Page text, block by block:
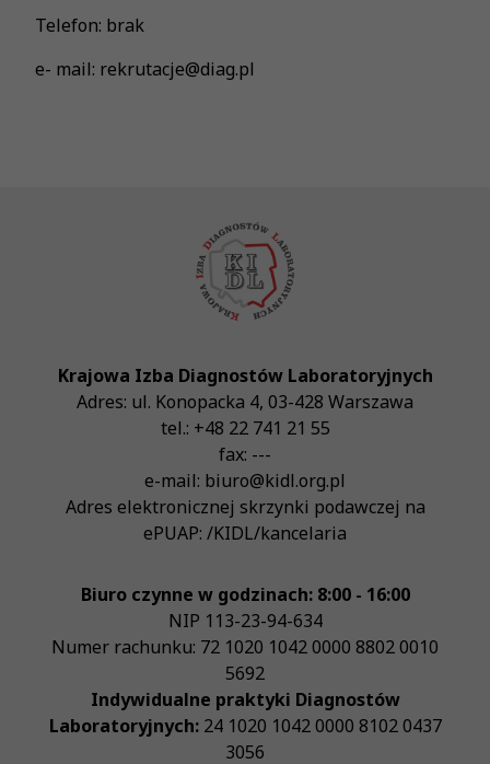
Telefon: brak
e- mail: rekrutacje@diag.pl
Krajowa Izba Diagnostów Laboratoryjnych
Adres: ul. Konopacka 4, 03-428 Warszawa
tel.: +48 22 741 21 55
fax: ---
e-mail: biuro@kidl.org.pl
Adres elektronicznej skrzynki podawczej na
ePUAP: /KIDL/kancelaria
Biuro czynne w godzinach: 8:00 - 16:00
NIP 113-23-94-634
Numer rachunku: 72 1020 1042 0000 8802 0010
5692
Indywidualne praktyki Diagnostów
Laboratoryjnych:24 1020 1042 0000 8102 0437
3056